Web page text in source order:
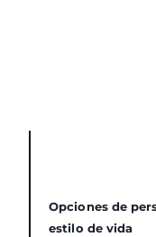
Opciones de
estilo de vida